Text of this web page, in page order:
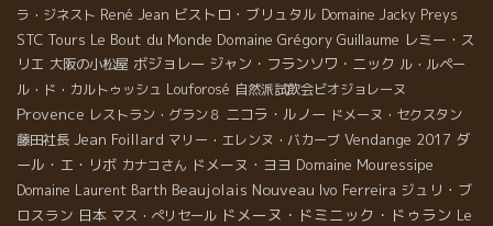
ラ・ジネスト René Jean ビストロ・ブリュタル Domaine Jacky Preys
STC Tours Le Bout du Monde Domaine Grégory Guillaume レミー・ス
リエ 大阪の小松屋 ボジョレー ジャン・フランソワ・ニック ル・ルペー
ル・ド・カルトゥッシュ Louforosé 自然派試飲会ビオジョレーヌ
Provence レストラン・グラン８ ニコラ・ルノー ドメーヌ・セクスタン
藤田社長 Jean Foillard マリー・エレンヌ・バカーブ Vendange 2017 ダ
ール・エ・リボ カナコさん ドメーヌ・ヨヨ Domaine Mouressipe
Domaine Laurent Barth Beaujolais Nouveau Ivo Ferreira ジュリ・ブ
ロスラン 日本 マス・ぺリセール ドメーヌ・ドミニック・ドゥラン Le